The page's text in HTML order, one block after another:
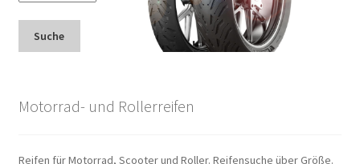
Suche
Motorrad- und Rollerreifen
Reifen für Motorrad, Scooter und Roller. Reifensuche über Größe.